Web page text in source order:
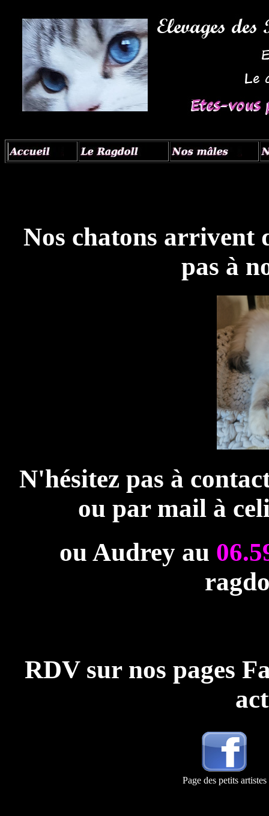
Nos chatons arrivent
pas à
N'hésitez pas à
ou par mail à
ou Audrey au
RDV sur nos pages
Page des petits artistes